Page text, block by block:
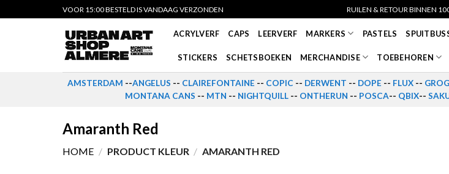
to
VOOR 15:00 BESTELD IS VANDAAG VERZONDEN RUILEN & RETOUR BINNEN
ACRYLVERF CAPS LEERVERF MARKERS PASTELS
STICKERS SCHETSBOEKEN MERCHANDISE TOEBEHOREN
AMSTERDAM --ANGELUS -- CLAIREFONTAINE -- COPIC -- DERWENT -- DOPE -- FLUX -- GROG
MONTANA CANS -- MTN -- NIGHTQUILL -- ONTHERUN -- POSCA-- QBIX--
Amaranth Red
HOME / PRODUCT KLEUR / AMARANTH RED